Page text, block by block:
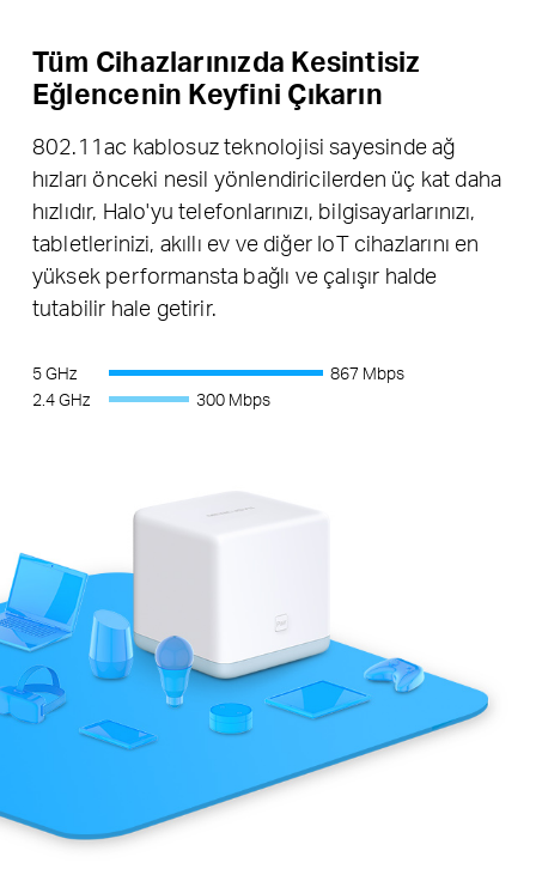
Tüm Cihazlarınızda Kesintisiz
Eğlencenin Keyfini Çıkarın
802.11ac kablosuz teknolojisi sayesinde ağ
hızları önceki nesil yönlendiricilerden üç kat daha
hızlıdır, Halo'yu telefonlarınızı, bilgisayarlarınızı,
tabletlerinizi, akıllı ev ve diğer IoT cihazlarını en
yüksek performansta bağlı ve çalışır halde
tutabilir hale getirir.
5 GHz
867 Mbps
2.4 GHz
300 Mbps